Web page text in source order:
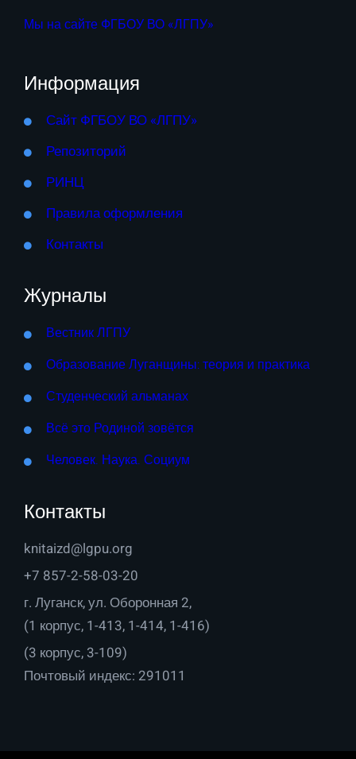
Мы на сайте ФГБОУ ВО «ЛГПУ»
Информация
Сайт ФГБОУ ВО «ЛГПУ»
Репозиторий
РИНЦ
Правила оформления
Контакты
Журналы
Вестник ЛГПУ
Образование Луганщины: теория и практика
Студенческий альманах
Всё это Родиной зовётся
Человек. Наука. Социум
Контакты
knitaizd@lgpu.org
+7 857-2-58-03-20
г. Луганск, ул. Оборонная 2,
(1 корпус, 1-413, 1-414, 1-416)
(3 корпус, 3-109)
Почтовый индекс: 291011